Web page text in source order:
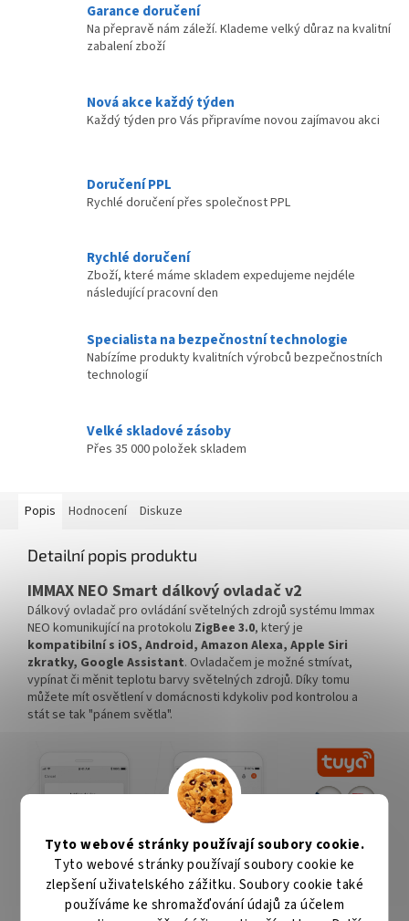
Tyto webové stránky používají soubory cookie.
Tyto webové stránky používají soubory cookie ke
zlepšení uživatelského zážitku. Soubory cookie také
používáme ke shromažďování údajů za účelem
Garance doručení
Na přepravě nám záleží. Klademe velký důraz na kvalitní
zabalení zboží
Nová akce každý týden
Každý týden pro Vás připravíme novou zajímavou akci
Doručení PPL
Rychlé doručení přes společnost PPL
Rychlé doručení
Zboží, které máme skladem expedujeme nejdéle
následující pracovní den
Specialista na bezpečnostní technologie
Nabízíme produkty kvalitních výrobců bezpečnostních
technologií
Velké skladové zásoby
Přes 35 000 položek skladem
Popis Hodnocení Diskuze
Detailní popis produktu
IMMAX NEO Smart dálkový ovladač v2
Dálkový ovladač pro ovládání světelných zdrojů systému Immax
NEO komunikující na protokolu ZigBee 3.0, který je
kompatibilní s iOS, Android, Amazon Alexa, Apple Siri
zkratky, Google Assistant. Ovladačem je možné stmívat,
vypínat či měnit teplotu barvy světelných zdrojů. Díky tomu
můžete mít osvětlení v domácnosti kdykoliv pod kontrolou a
stát se tak "pánem světla".